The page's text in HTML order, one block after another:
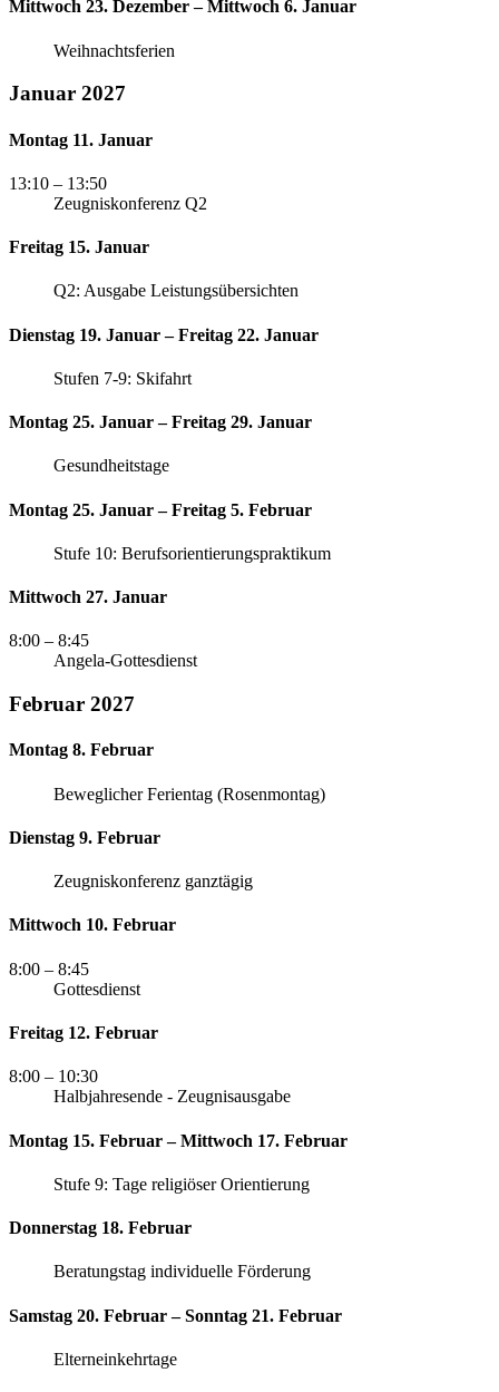
Mittwoch 23. Dezember – Mittwoch 6. Januar
Weihnachtsferien
Januar 2027
Montag 11. Januar
13:10 – 13:50
Zeugniskonferenz Q2
Freitag 15. Januar
Q2: Ausgabe Leistungsübersichten
Dienstag 19. Januar – Freitag 22. Januar
Stufen 7-9: Skifahrt
Montag 25. Januar – Freitag 29. Januar
Gesundheitstage
Montag 25. Januar – Freitag 5. Februar
Stufe 10: Berufsorientierungspraktikum
Mittwoch 27. Januar
8:00 – 8:45
Angela-Gottesdienst
Februar 2027
Montag 8. Februar
Beweglicher Ferientag (Rosenmontag)
Dienstag 9. Februar
Zeugniskonferenz ganztägig
Mittwoch 10. Februar
8:00 – 8:45
Gottesdienst
Freitag 12. Februar
8:00 – 10:30
Halbjahresende - Zeugnisausgabe
Montag 15. Februar – Mittwoch 17. Februar
Stufe 9: Tage religiöser Orientierung
Donnerstag 18. Februar
Beratungstag individuelle Förderung
Samstag 20. Februar – Sonntag 21. Februar
Elterneinkehrtage